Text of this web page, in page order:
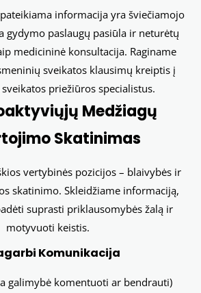
informacija yra šviečiamojo
gydymo paslaugų pasiūla ir neturėtų
medicininė konsultacija. Raginame
sveikatos klausimų kreiptis į
priežiūros specialistus.
Medžiagų
Skatinimas
vertybinės pozicijos – blaivybės ir
skatinimo. Skleidžiame informaciją,
suprasti priklausomybės žalą ir
motyvuoti keistis.
Komunikacija
galimybė komentuoti ar bendrauti)